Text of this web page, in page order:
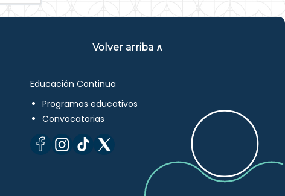
Volver arriba ∧
Educación Continua
Programas educativos
Convocatorias